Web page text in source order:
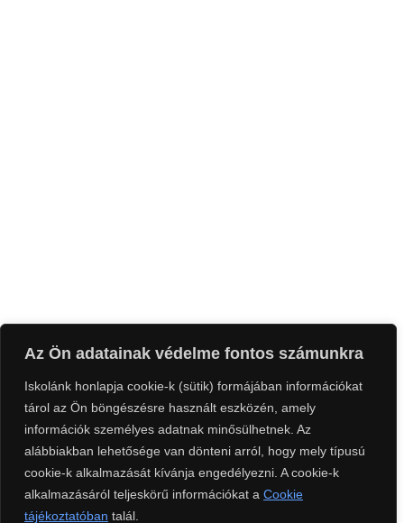
Az Ön adatainak védelme fontos számunkra
Iskolánk honlapja cookie-k (sütik) formájában információkat
tárol az Ön böngészésre használt eszközén, amely
információk személyes adatnak minősülhetnek. Az
alábbiakban lehetősége van dönteni arról, hogy mely típusú
cookie-k alkalmazását kívánja engedélyezni. A cookie-k
alkalmazásáról teljeskörű információkat a Cookie
tájékoztatóban talál.